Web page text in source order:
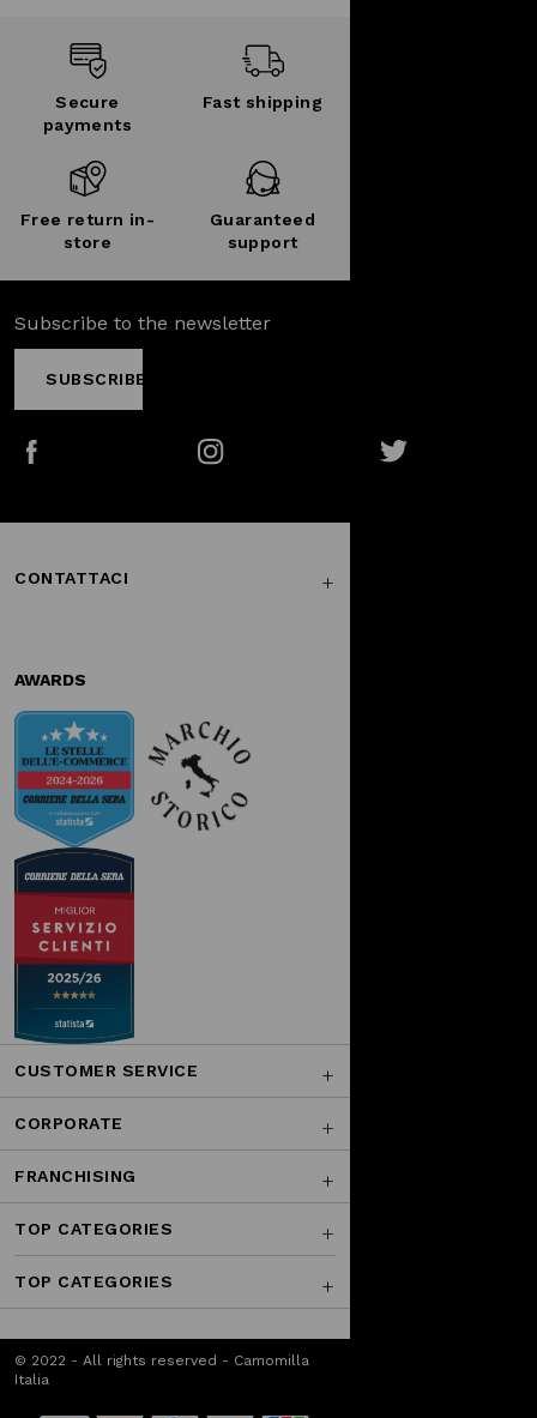
Secure
payments
Fast shipping
Free return in-
store
Guaranteed
support
Subscribe to the newsletter
SUBSCRIBE
CONTATTACI
AWARDS
CUSTOMER SERVICE
CORPORATE
FRANCHISING
TOP CATEGORIES
TOP CATEGORIES
© 2022 - All rights reserved - Camomilla
Italia